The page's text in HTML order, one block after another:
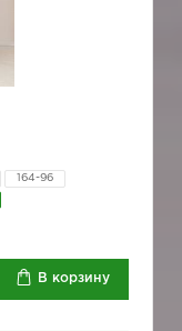
164-96
В корзину